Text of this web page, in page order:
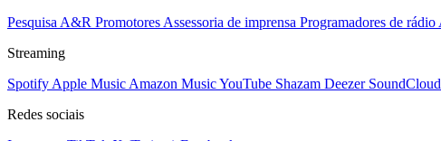
Pesquisa A&R Promotores Assessoria de imprensa Programadores de rádio
Streaming
Spotify Apple Music Amazon MusicYouTube Shazam Deezer SoundCloud
Redes sociais